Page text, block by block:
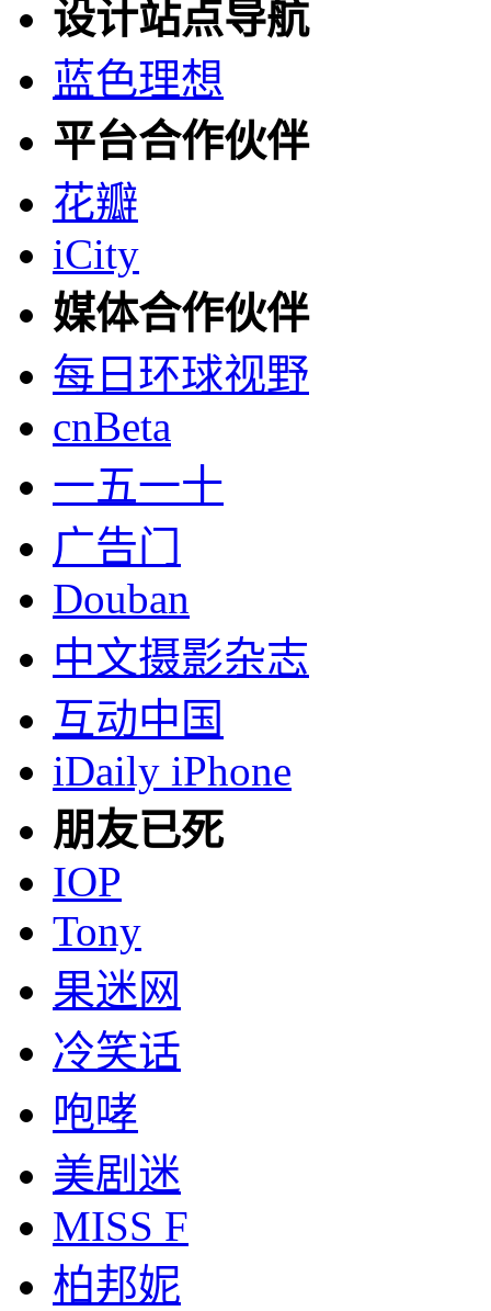
设计站点导航
蓝色理想
平台合作伙伴
花瓣
iCity
媒体合作伙伴
每日环球视野
cnBeta
一五一十
广告门
Douban
中文摄影杂志
互动中国
iDaily iPhone
朋友已死
IOP
Tony
果迷网
冷笑话
咆哮
美剧迷
MISS F
柏邦妮